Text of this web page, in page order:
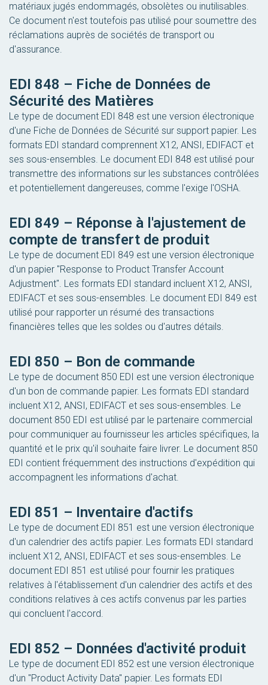
matériaux jugés endommagés, obsolètes ou inutilisables.
Ce document n'est toutefois pas utilisé pour soumettre des
réclamations auprès de sociétés de transport ou
d'assurance.
EDI 848 – Fiche de Données de
Sécurité des Matières
Le type de document EDI 848 est une version électronique
d'une Fiche de Données de Sécurité sur support papier. Les
formats EDI standard comprennent X12, ANSI, EDIFACT et
ses sous-ensembles. Le document EDI 848 est utilisé pour
transmettre des informations sur les substances contrôlées
et potentiellement dangereuses, comme l'exige l'OSHA.
EDI 849 – Réponse à l'ajustement de
compte de transfert de produit
Le type de document EDI 849 est une version électronique
d'un papier "Response to Product Transfer Account
Adjustment". Les formats EDI standard incluent X12, ANSI,
EDIFACT et ses sous-ensembles. Le document EDI 849 est
utilisé pour rapporter un résumé des transactions
financières telles que les soldes ou d'autres détails.
EDI 850 – Bon de commande
Le type de document 850 EDI est une version électronique
d'un bon de commande papier. Les formats EDI standard
incluent X12, ANSI, EDIFACT et ses sous-ensembles. Le
document 850 EDI est utilisé par le partenaire commercial
pour communiquer au fournisseur les articles spécifiques, la
quantité et le prix qu'il souhaite faire livrer. Le document 850
EDI contient fréquemment des instructions d'expédition qui
accompagnent les informations d'achat.
EDI 851 – Inventaire d'actifs
Le type de document EDI 851 est une version électronique
d'un calendrier des actifs papier. Les formats EDI standard
incluent X12, ANSI, EDIFACT et ses sous-ensembles. Le
document EDI 851 est utilisé pour fournir les pratiques
relatives à l'établissement d'un calendrier des actifs et des
conditions relatives à ces actifs convenus par les parties
qui concluent l'accord.
EDI 852 – Données d'activité produit
Le type de document EDI 852 est une version électronique
d'un "Product Activity Data" papier. Les formats EDI